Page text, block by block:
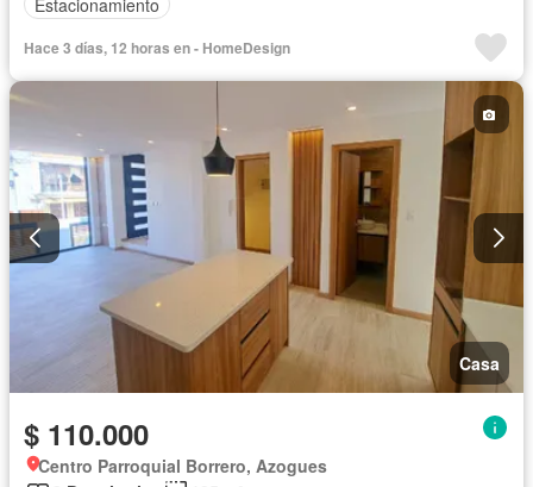
Hace 3 días, 12 horas en - HomeDesign
Casa
$ 110.000
Centro Parroquial Borrero, Azogues